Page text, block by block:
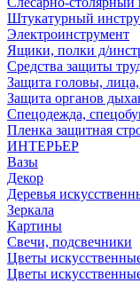
Штукатурный
Электроинструмент
Ящики, полки д/
Средства защиты
Защита головы, лица,
Защита органов
Спецодежда,
Пленка защитная
ИНТЕРЬЕР
Вазы
Декор
Деревья
Зеркала
Картины
Свечи, подсвечники
Цветы
Цветы